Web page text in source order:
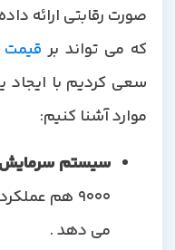
صورت رقابتی ارائه داده
که می تواند برقیمت
سعی کردیم با ایجاد یک
موارد آشنا کنیم:
سیستم سرمایش و
9000 هم عملکرد
می دهد .